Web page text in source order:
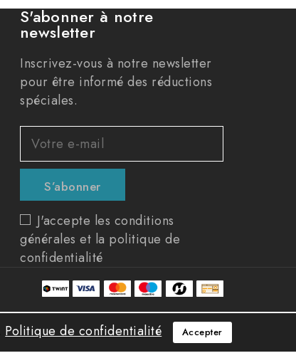
S'abonner à notre
newsletter
Inscrivez-vous à notre newsletter
pour être informé des réductions
spéciales.
J'accepte les conditions
générales et la politique de
confidentialité
Politique de confidentialité Accepter